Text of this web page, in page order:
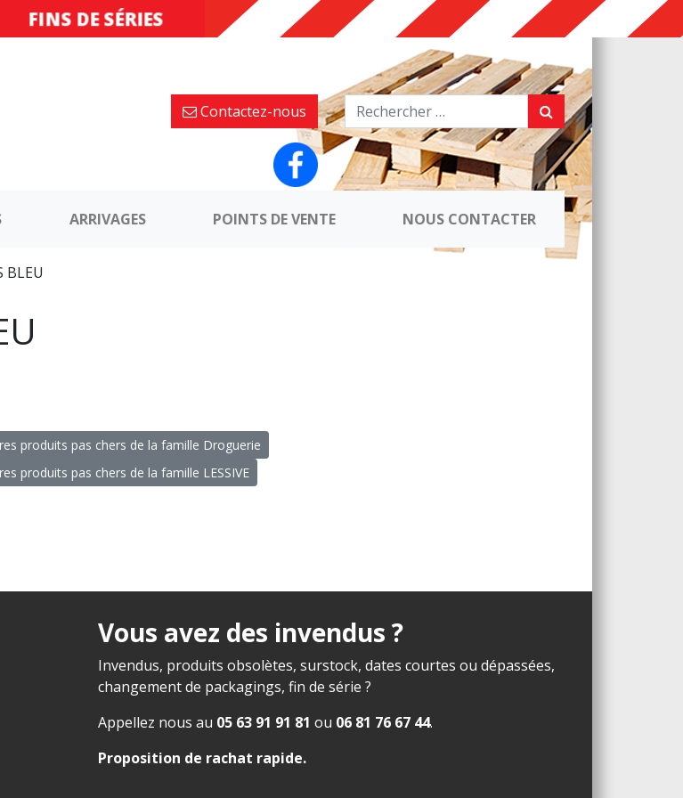
DESTOCKAGE
FINS DE SÉRIES
Contactez-nous
ARRIVAGES POINTS DE VENTE NOUS CONTACTER
BLEU
produits pas chers de la famille Droguerie
produits pas chers de la famille LESSIVE
Vous avez des invendus ?
Invendus, produits obsolètes, surstock, dates courtes ou dépassées,
changement de packagings, fin de série ?
Appellez nous au 05 63 91 91 81 ou 06 81 76 67 44.
Proposition de rachat rapide.